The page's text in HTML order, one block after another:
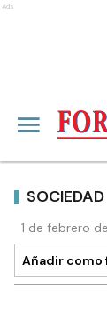
Ads
SOCIEDAD
1 de febrero
Añadir como